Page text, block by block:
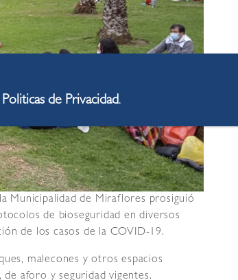
Municipalidad de Miraflores prosiguió
de bioseguridad en diversos
de los casos de la COVID-19.
malecones y otros espacios
de aforo y seguridad vigentes.
Politicas de Privacidad.